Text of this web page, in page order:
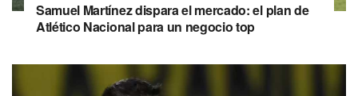
Samuel Martínez dispara el mercado: el plan de
Atlético Nacional para un negocio top